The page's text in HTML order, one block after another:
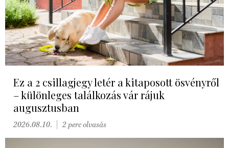
Ez a 2 csillagjegy letér a kitaposott ösvényről
– különleges találkozás vár rájuk
augusztusban
2026.08.10. 2 perc olvasás